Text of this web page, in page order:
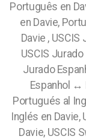
Português en
en Davie,
Davie ,
USCIS
Jurado
Espanhol ↔
Portugués al
Inglés en
Davie, USCIS